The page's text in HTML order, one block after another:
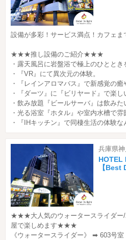
設備が多彩！サービス満点！カフェ
★★★推し設備のご紹介★★★
・露天風呂に岩盤浴で極上のひととき
・『VR』にて異次元の体験。
・『レインアロマバス』で新感覚の癒
・『ダーツ』に『ビリヤード』で楽し
・飲み放題『ビールサーバ』は飲み
・光る浴室『ホタル』や室内水槽で雰
・『IHキッチン』で同棲生活の体験な
兵庫県
HOTEL
【Best
★★★大人気のウォータースライダー/
屋で楽しめます★★★
《ウォータースライダー》 ➡ 603号室